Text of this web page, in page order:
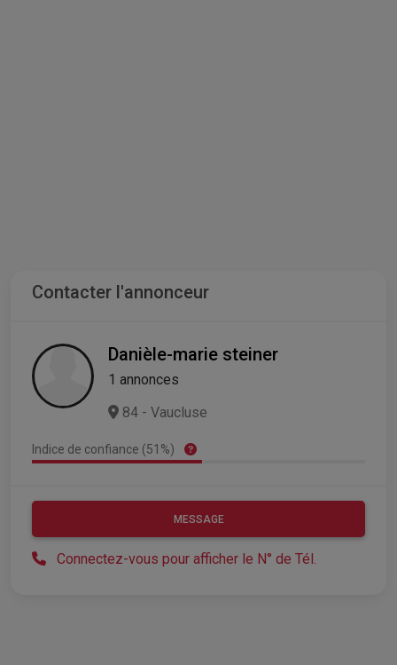
Contacter l'annonceur
Danièle-marie steiner
1 annonces
84 - Vaucluse
Indice de confiance (51%)
MESSAGE
Connectez-vous pour afficher le N° de Tél.